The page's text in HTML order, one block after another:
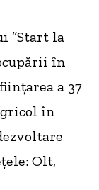
”Start la
în
a 37
în
Olt,